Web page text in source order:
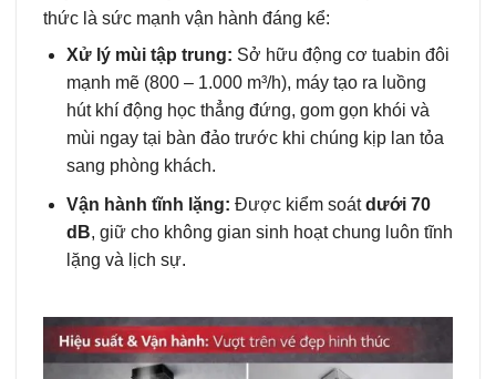
thức là sức mạnh vận hành đáng kể:
Xử lý mùi tập trung: Sở hữu động cơ tuabin đôi
mạnh mẽ (800 – 1.000 m³/h), máy tạo ra luồng
hút khí động học thẳng đứng, gom gọn khói và
mùi ngay tại bàn đảo trước khi chúng kịp lan tỏa
sang phòng khách.
Vận hành tĩnh lặng: Được kiểm soátdưới 70
dB, giữ cho không gian sinh hoạt chung luôn tĩnh
lặng và lịch sự.